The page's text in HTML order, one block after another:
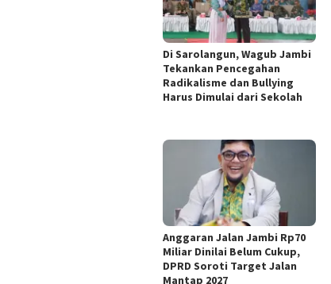
Di Sarolangun, Wagub Jambi
Tekankan Pencegahan
Radikalisme dan Bullying
Harus Dimulai dari Sekolah
Anggaran Jalan Jambi Rp70
Miliar Dinilai Belum Cukup,
DPRD Soroti Target Jalan
Mantap 2027